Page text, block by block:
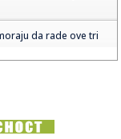
da rade ove tri
pritrčala